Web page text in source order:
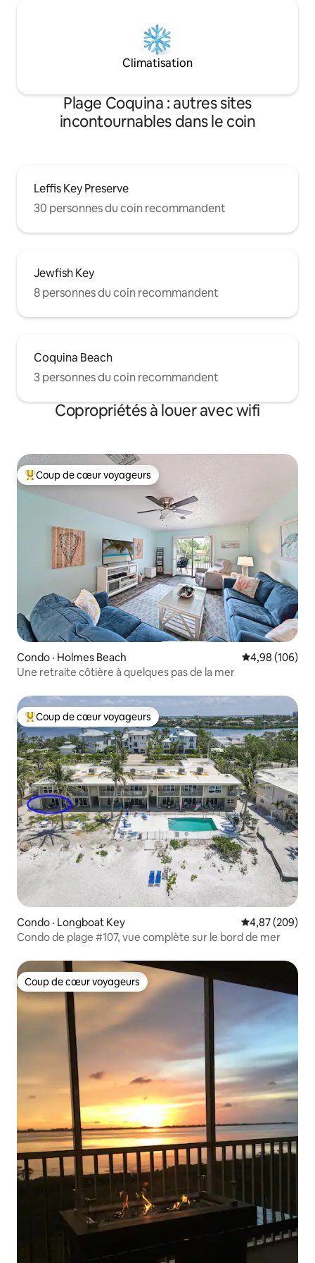
Climatisation
Plage Coquina : autres sites
incontournables dans le coin
Leffis Key Preserve
30 personnes du coin recommandent
Jewfish Key
8 personnes du coin recommandent
Coquina Beach
3 personnes du coin recommandent
Copropriétés à louer avec wifi
Coup de cœur voyageurs parmi les plus aimés
Coup de cœur voyageurs
Condo · Holmes Beach Note
4,98 (106)
Une retraite côtière à quelques pas de la mer
Coup de cœur voyageurs parmi les plus aimés
Coup de cœur voyageurs
Condo · Longboat Key Note
4,87 (209)
Condo de plage #107, vue complète sur le bord de mer
Coup de cœur voyageurs
Coup de cœur voyageurs